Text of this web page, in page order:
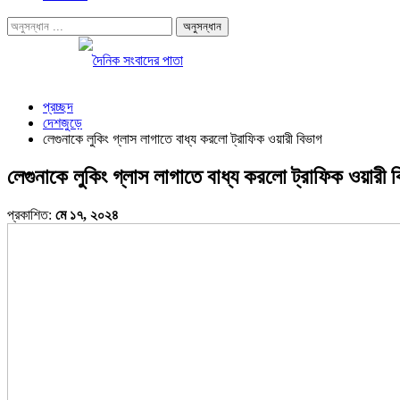
প্রচ্ছদ
দেশজুড়ে
লেগুনাকে লুকিং গ্লাস লাগাতে বাধ্য করলো ট্রাফিক ওয়ারী বিভাগ
লেগুনাকে লুকিং গ্লাস লাগাতে বাধ্য করলো ট্রাফিক ওয়ারী
প্রকাশিত: মে ১৭, ২০২৪